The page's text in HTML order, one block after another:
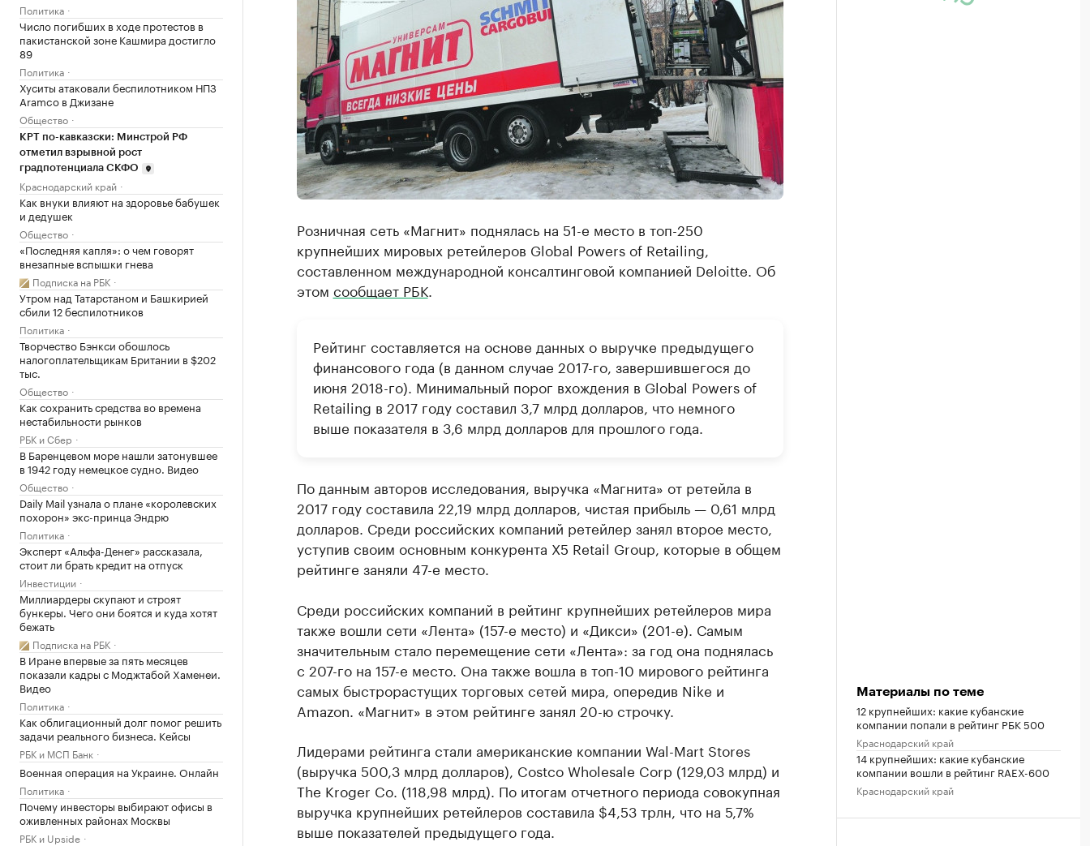
Политика
Число погибших в ходе протестов в
пакистанской зоне Кашмира достигло
89
Политика
Хуситы атаковали беспилотником НПЗ
Aramco в Джизане
Общество
КРТ по-кавказски: Минстрой РФ
отметил взрывной рост
градпотенциала СКФО
Краснодарский край
Как внуки влияют на здоровье бабушек
и дедушек
Общество
«Последняя капля»: о чем говорят
внезапные вспышки гнева
Подписка на РБК
Утром над Татарстаном и Башкирией
сбили 12 беспилотников
Политика
Творчество Бэнкси обошлось
налогоплательщикам Британии в $202
тыс.
Общество
Как сохранить средства во времена
нестабильности рынков
РБК и Сбер
В Баренцевом море нашли затонувшее
в 1942 году немецкое судно. Видео
Общество
Daily Mail узнала о плане «королевских
похорон» экс-принца Эндрю
Политика
Эксперт «Альфа-Денег» рассказала,
стоит ли брать кредит на отпуск
Инвестиции
Миллиардеры скупают и строят
бункеры. Чего они боятся и куда хотят
бежать
Подписка на РБК
В Иране впервые за пять месяцев
показали кадры с Моджтабой Хаменеи.
Видео
Политика
Как облигационный долг помог решить
задачи реального бизнеса. Кейсы
РБК и МСП Банк
Военная операция на Украине. Онлайн
Политика
Почему инвесторы выбирают офисы в
оживленных районах Москвы
РБК и Upside
Розничная сеть «Магнит» поднялась на 51-е место в топ-250
крупнейших мировых ретейлеров Global Powers of Retailing,
составленном международной консалтинговой компанией Deloitte. Об
этом сообщает РБК.
Рейтинг составляется на основе данных о выручке предыдущего
финансового года (в данном случае 2017-го, завершившегося до
июня 2018-го). Минимальный порог вхождения в Global Powers of
Retailing в 2017 году составил 3,7 млрд долларов, что немного
выше показателя в 3,6 млрд долларов для прошлого года.
По данным авторов исследования, выручка «Магнита» от ретейла в
2017 году составила 22,19 млрд долларов, чистая прибыль — 0,61 млрд
долларов. Среди российских компаний ретейлер занял второе место,
уступив своим основным конкурента X5 Retail Group, которые в общем
рейтинге заняли 47-е место.
Среди российских компаний в рейтинг крупнейших ретейлеров мира
также вошли сети «Лента» (157-е место) и «Дикси» (201-е). Самым
значительным стало перемещение сети «Лента»: за год она поднялась
с 207-го на 157-е место. Она также вошла в топ-10 мирового рейтинга
самых быстрорастущих торговых сетей мира, опередив Nike и
Amazon. «Магнит» в этом рейтинге занял 20-ю строчку.
Лидерами рейтинга стали американские компании Wal-Mart Stores
(выручка 500,3 млрд долларов), Costco Wholesale Corp (129,03 млрд) и
The Kroger Co. (118,98 млрд). По итогам отчетного периода совокупная
выручка крупнейших ретейлеров составила $4,53 трлн, что на 5,7%
выше показателей предыдущего года.
Материалы по теме
12 крупнейших: какие кубанские
компании попали в рейтинг РБК 500
Краснодарский край
14 крупнейших: какие кубанские
компании вошли в рейтинг RAEX-600
Краснодарский край